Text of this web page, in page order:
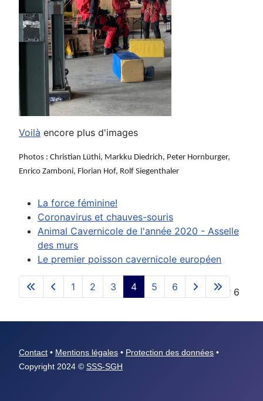
Voilà encore plus d'images
Photos : Christian Lüthi, Markku Diedrich, Peter Hornburger,
Enrico Zamboni, Florian Hof, Rolf Siegenthaler
La force féminine!
Coronavirus et chauves-souris
Animal Cavernicole de l'année 2020 - Asselle
des murs
Le premier poisson cavernicole européen
Page 4 sur 6
1 2 3 4 5 6
Contact • Mentions légales • Protection des données •
Copyright 2024 © SSS-SGH